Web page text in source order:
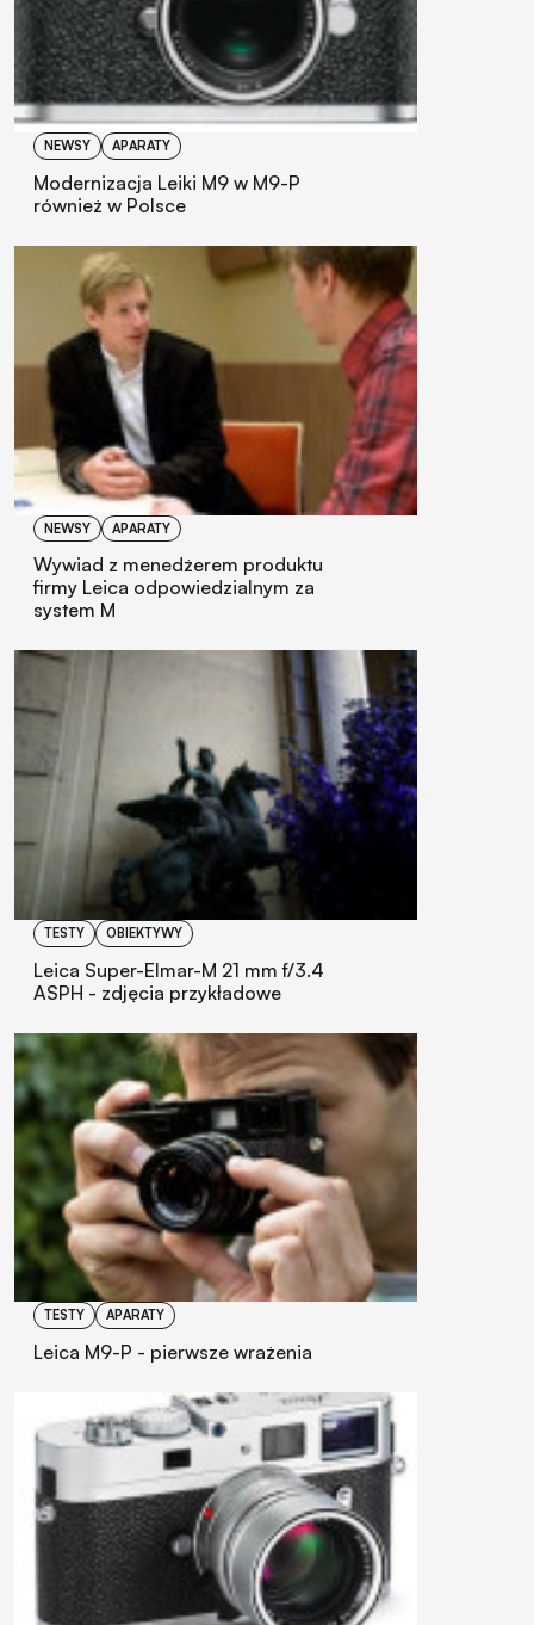
NEWSY APARATY
Modernizacja Leiki M9 w M9-P
również w Polsce
NEWSY APARATY
Wywiad z menedżerem produktu
firmy Leica odpowiedzialnym za
system M
TESTY OBIEKTYWY
Leica Super-Elmar-M 21 mm f/3.4
ASPH - zdjęcia przykładowe
TESTY APARATY
Leica M9-P - pierwsze wrażenia